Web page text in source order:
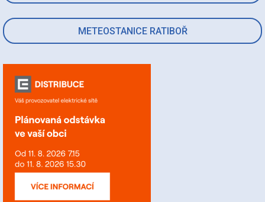
METEOSTANICE RATIBOŘ